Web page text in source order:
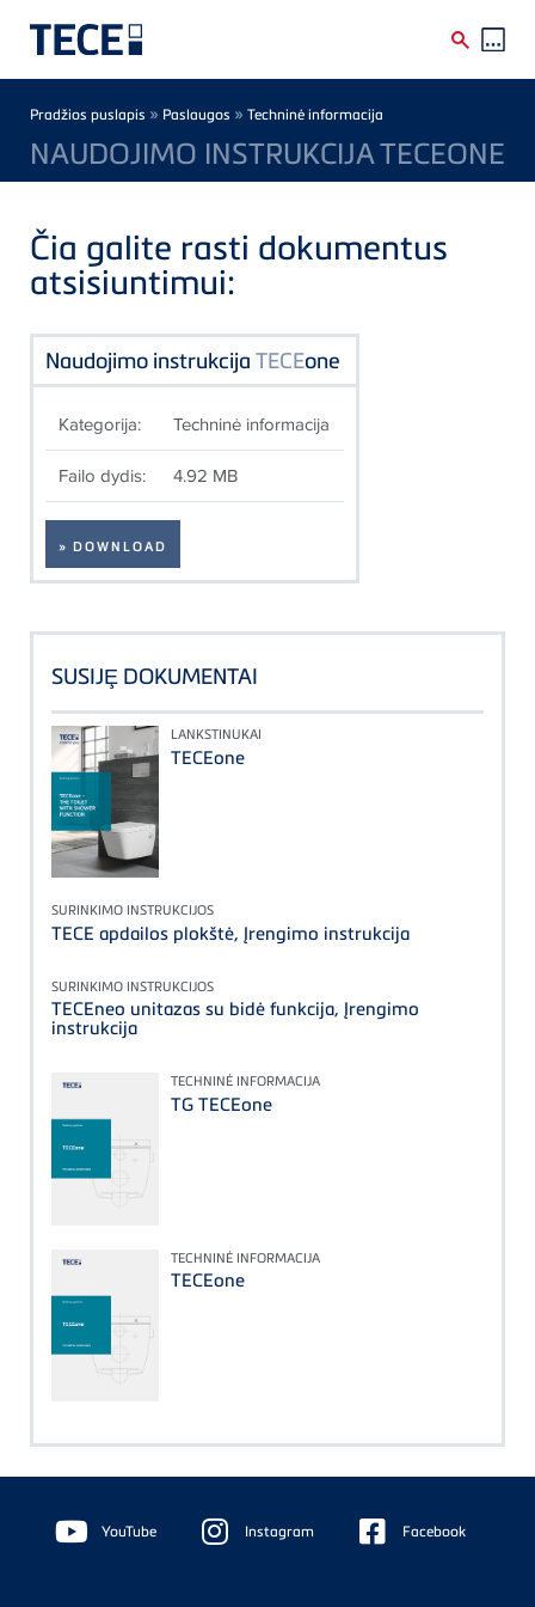
Breadcrumb
Pradžios puslapis » Paslaugos » Techninė informacija
NAUDOJIMO INSTRUKCIJA TECEONE
Čia galite rasti dokumentus
atsisiuntimui:
Naudojimo instrukcija TECEone
Kategorija: Techninė informacija
Failo dydis: 4.92 MB
» DOWNLOAD
SUSIJȨ DOKUMENTAI
LANKSTINUKAI
TECEone
SURINKIMO INSTRUKCIJOS
TECE apdailos plokštė, Įrengimo instrukcija
SURINKIMO INSTRUKCIJOS
TECEneo unitazas su bidė funkcija, Įrengimo
instrukcija
TECHNINĖ INFORMACIJA
TG TECEone
TECHNINĖ INFORMACIJA
TECEone
Floating
Sidebar YouTube Instagram Facebook